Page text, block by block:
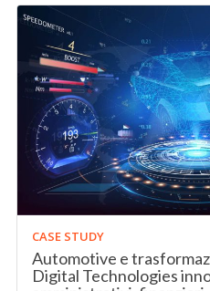
CASE STUDY
Automotive e
Digital Technologies